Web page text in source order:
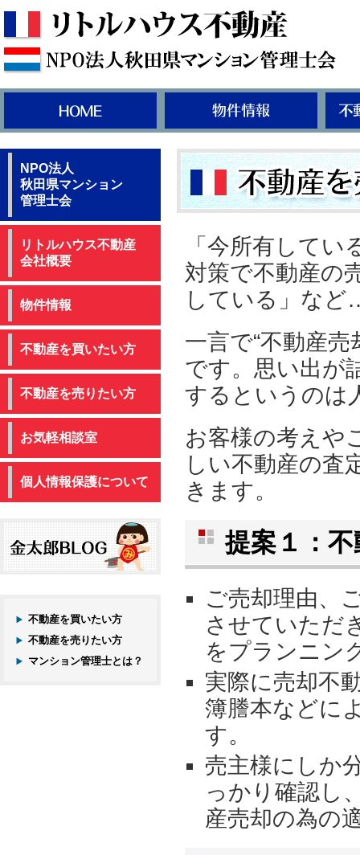
NPO法人
秋田県マンション
管理士会
リトルハウス不動産
会社概要
物件情報
不動産を買いたい方
不動産を売りたい方
お気軽相談室
個人情報保護について
不動産を買いたい方
不動産を売りたい方
マンション管理士とは？
「今所有して
対策で不動産の
している」な
一言で“不動産
です。思い出が
するというのは
お客様の考えや
しい不動産の査
きます。
提案１：
ご売却理由、
させていただ
をプランニン
実際に売却不
簿謄本などに
す。
売主様にしか
っかり確認し
産売却の為の